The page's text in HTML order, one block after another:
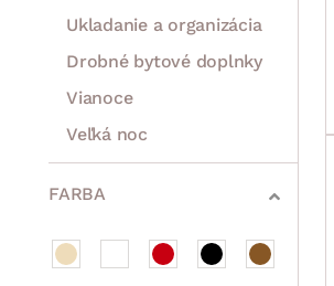
Ukladanie a organizácia
Drobné bytové doplnky
Vianoce
Veľká noc
Sedacie súpravy a pohovky
Zostavy a steny
Drobný nábytok
Spotrebiče
FARBA